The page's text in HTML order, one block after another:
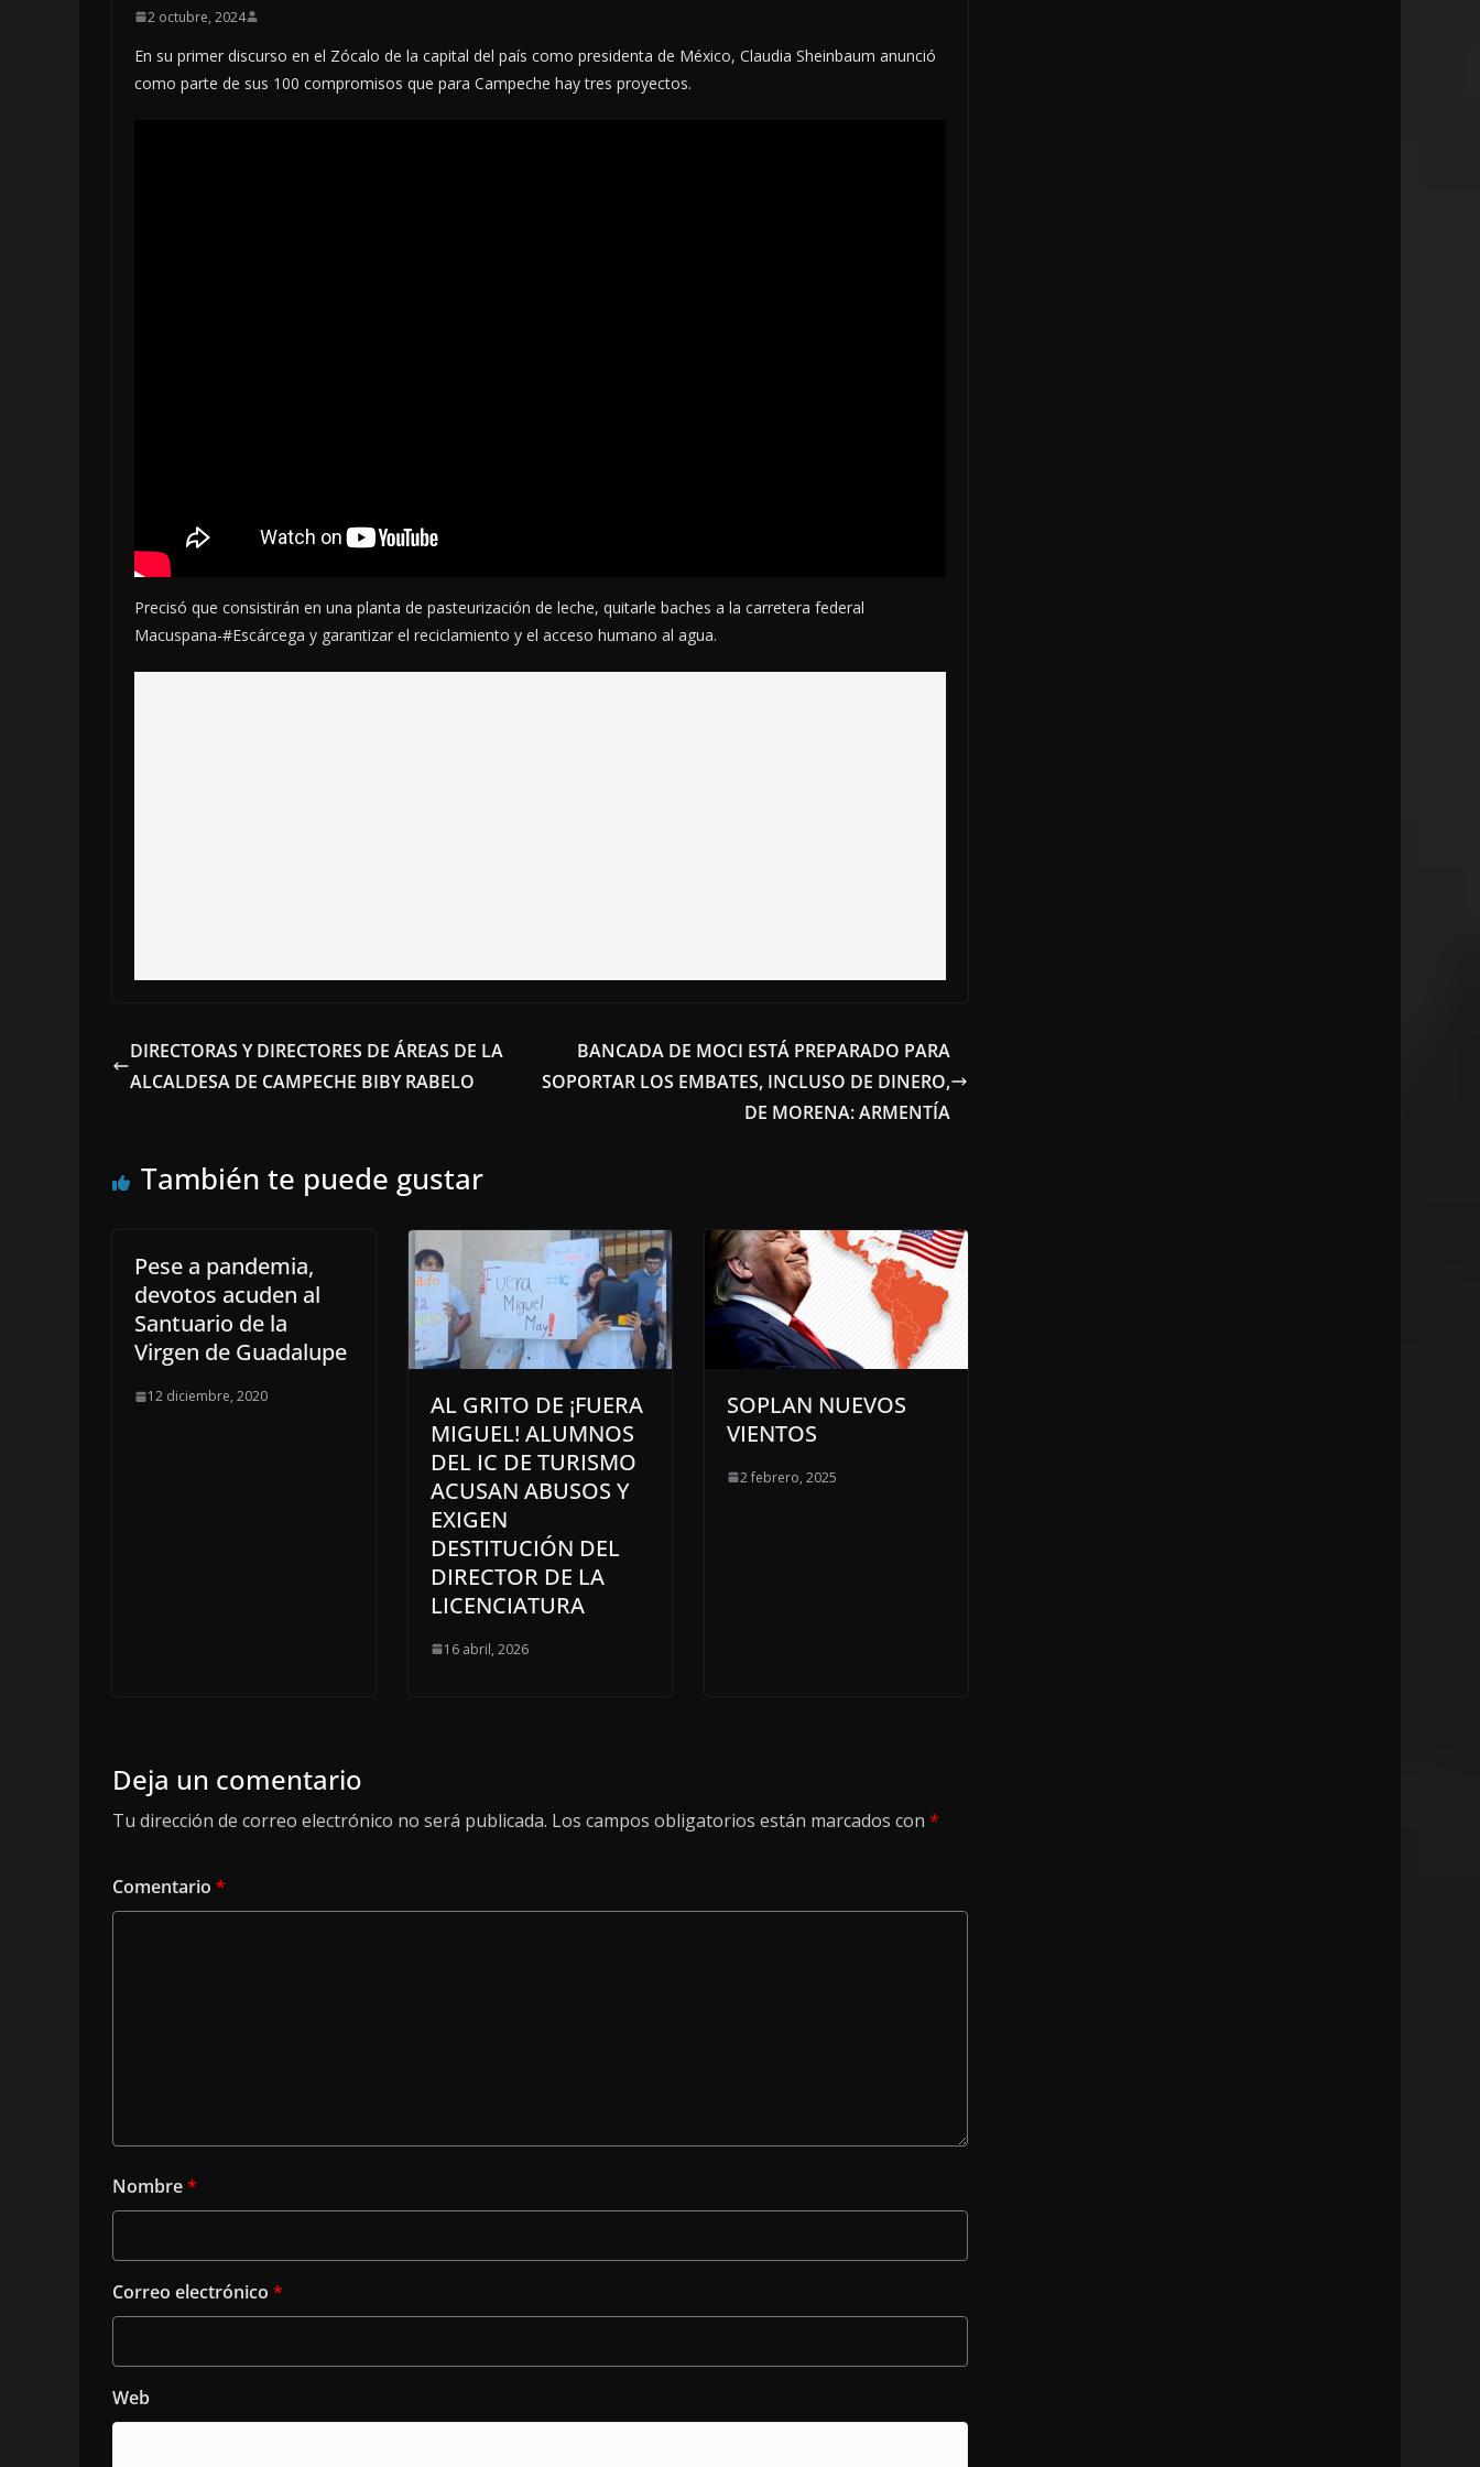
2 octubre, 2024
En su primer discurso en el Zócalo de la capital del país como presidenta de México, Claudia Sheinbaum anunció
como parte de sus 100 compromisos que para Campeche hay tres proyectos.
Precisó que consistirán en una planta de pasteurización de leche, quitarle baches a la carretera federal
Macuspana-#Escárcega y garantizar el reciclamiento y el acceso humano al agua.
DIRECTORAS Y DIRECTORES DE ÁREAS DE LA
ALCALDESA DE CAMPECHE BIBY RABELO
BANCADA DE MOCI ESTÁ PREPARADO PARA
SOPORTAR LOS EMBATES, INCLUSO DE DINERO,
DE MORENA: ARMENTÍA
También te puede gustar
Pese a pandemia,
devotos acuden al
Santuario de la
Virgen de Guadalupe
12 diciembre, 2020
AL GRITO DE ¡FUERA
MIGUEL! ALUMNOS
DEL IC DE TURISMO
ACUSAN ABUSOS Y
EXIGEN
DESTITUCIÓN DEL
DIRECTOR DE LA
LICENCIATURA
16 abril, 2026
SOPLAN NUEVOS
VIENTOS
2 febrero, 2025
Deja un comentario
Tu dirección de correo electrónico no será publicada. Los campos obligatorios están marcados con *
Comentario *
Nombre*
Correo electrónico *
Web